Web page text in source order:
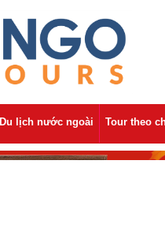
Du lịch nước ngoài Tour theo